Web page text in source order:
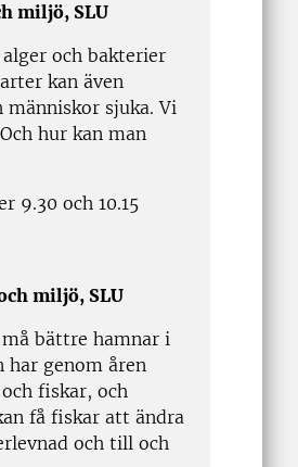
miljö, SLU
och bakterier
kan även
sjuka. Vi
hur kan man
9.30 och 10.15
miljö, SLU
bättre hamnar i
har genom åren
fiskar, och
få fiskar att ändra
och till och